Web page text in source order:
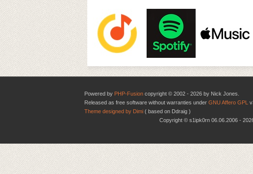
Powered by PHP-Fusion copyright © 2002 - 2026 by Nick Jones.
Released as free software without warranties under GNU Affero GPL
Theme designed by Dimi ( based on Ddraig )
Copyright © s1ipk0rn 06.06.2006 -